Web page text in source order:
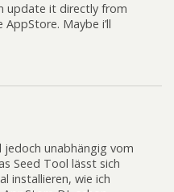
update it directly from
Maybe i’ll
jedoch unabhängig vom
Seed Tool lässt sich
installieren, wie ich